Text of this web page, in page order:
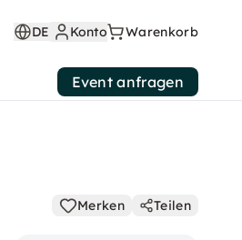
DE Konto Warenkorb
Event anfragen
Merken Teilen